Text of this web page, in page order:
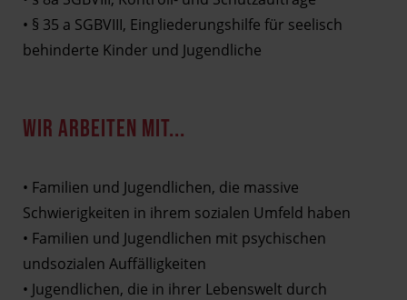
• § 35 a SGBVIII, Eingliederungshilfe für seelisch
behinderte Kinder und Jugendliche
WIR ARBEITEN MIT...
• Familien und Jugendlichen, die massive
Schwierigkeiten in ihrem sozialen Umfeld haben
• Familien und Jugendlichen mit psychischen
undsozialen Auffälligkeiten
• Jugendlichen, die in ihrer Lebenswelt durch